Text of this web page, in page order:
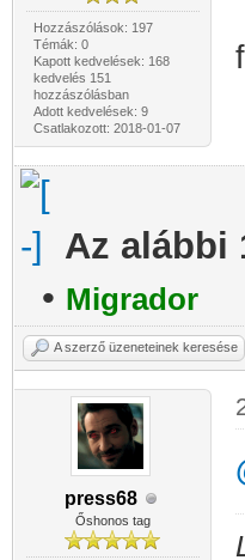
Hozzászólások: 197
Témák: 0
Kapott kedvelések: 168
kedvelés 151
hozzászólásban
Adott kedvelések: 9
Csatlakozott: 2018-01-07
Az alábbi
• Migrador
A szerző üzeneteinek keresése
press68
Őshonos tag